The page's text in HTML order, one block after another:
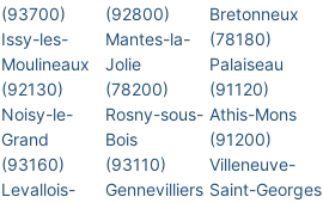
(93700)
Issy-les-
Moulineaux
(92130)
Noisy-le-
Grand
(93160)
Levallois-
(92800)
Mantes-la-
Jolie
(78200)
Rosny-sous-
Bois
(93110)
Gennevilliers
Bretonneux
(78180)
Palaiseau
(91120)
Athis-Mons
(91200)
Villeneuve-
Saint-Georges